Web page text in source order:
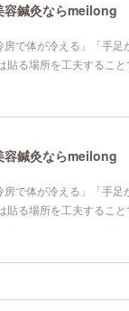
容鍼灸ならmeilong
で体が冷える」「手
る場所を工夫するこ
容鍼灸ならmeilong
で体が冷える」「手
る場所を工夫するこ